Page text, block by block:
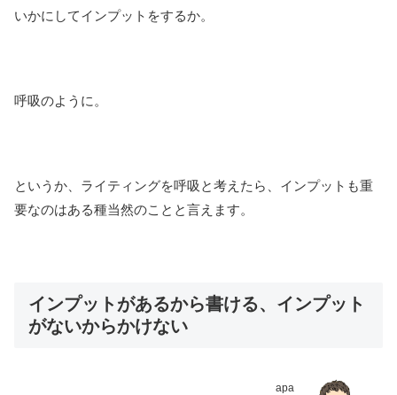
いかにしてインプットをするか。
呼吸のように。
というか、ライティングを呼吸と考えたら、インプットも重
要なのはある種当然のことと言えます。
インプットがあるから書ける、インプット
がないからかけない
apa